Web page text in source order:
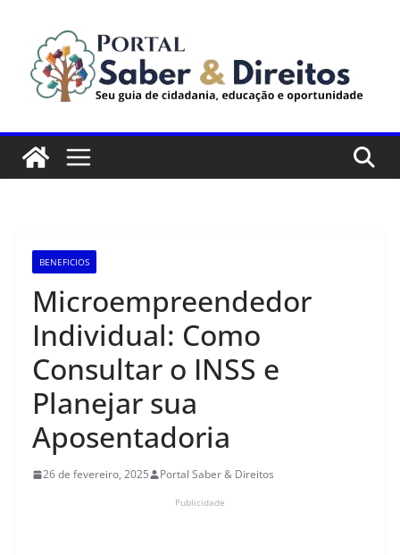
conteúdo
BENEFICIOS
Microempreendedor
Individual: Como
Consultar o INSS e
Planejar sua
Aposentadoria
26 de fevereiro, 2025 Portal Saber & Direitos
Publicidade